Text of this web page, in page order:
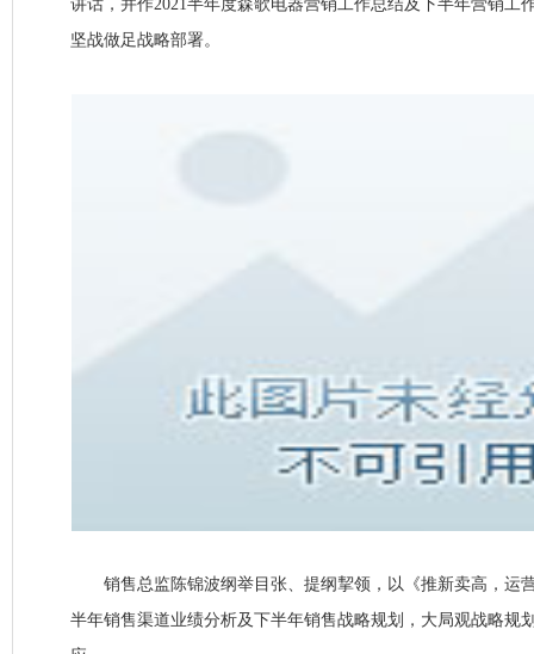
讲话，并作2021半年度森歌电器营销工作总结及下半年营销工
坚战做足战略部署。
销售总监陈锦波纲举目张、提纲挈领，以《推新卖高，运
半年销售渠道业绩分析及下半年销售战略规划，大局观战略规